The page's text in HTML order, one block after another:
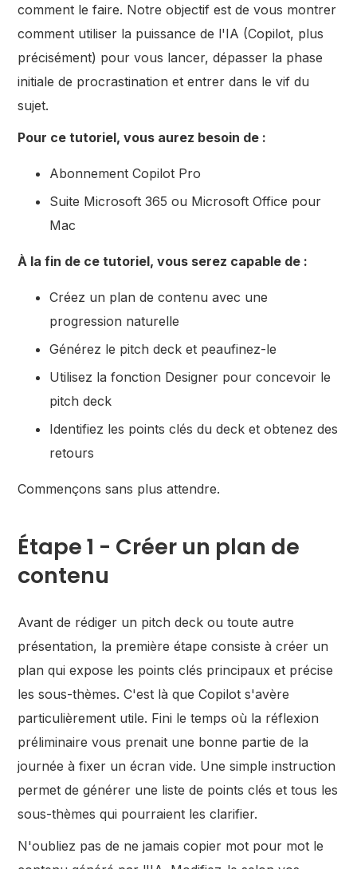
comment le faire. Notre objectif est de vous montrer
comment utiliser la puissance de l'IA (Copilot, plus
précisément) pour vous lancer, dépasser la phase
initiale de procrastination et entrer dans le vif du
sujet.
Pour ce tutoriel, vous aurez besoin de :
Abonnement Copilot Pro
Suite Microsoft 365 ou Microsoft Office pour
Mac
À la fin de ce tutoriel, vous serez capable de :
Créez un plan de contenu avec une
progression naturelle
Générez le pitch deck et peaufinez-le
Utilisez la fonction Designer pour concevoir le
pitch deck
Identifiez les points clés du deck et obtenez des
retours
Commençons sans plus attendre.
Étape 1 - Créer un plan de
contenu
Avant de rédiger un pitch deck ou toute autre
présentation, la première étape consiste à créer un
plan qui expose les points clés principaux et précise
les sous-thèmes. C'est là que Copilot s'avère
particulièrement utile. Fini le temps où la réflexion
préliminaire vous prenait une bonne partie de la
journée à fixer un écran vide. Une simple instruction
permet de générer une liste de points clés et tous les
sous-thèmes qui pourraient les clarifier.
N'oubliez pas de ne jamais copier mot pour mot le